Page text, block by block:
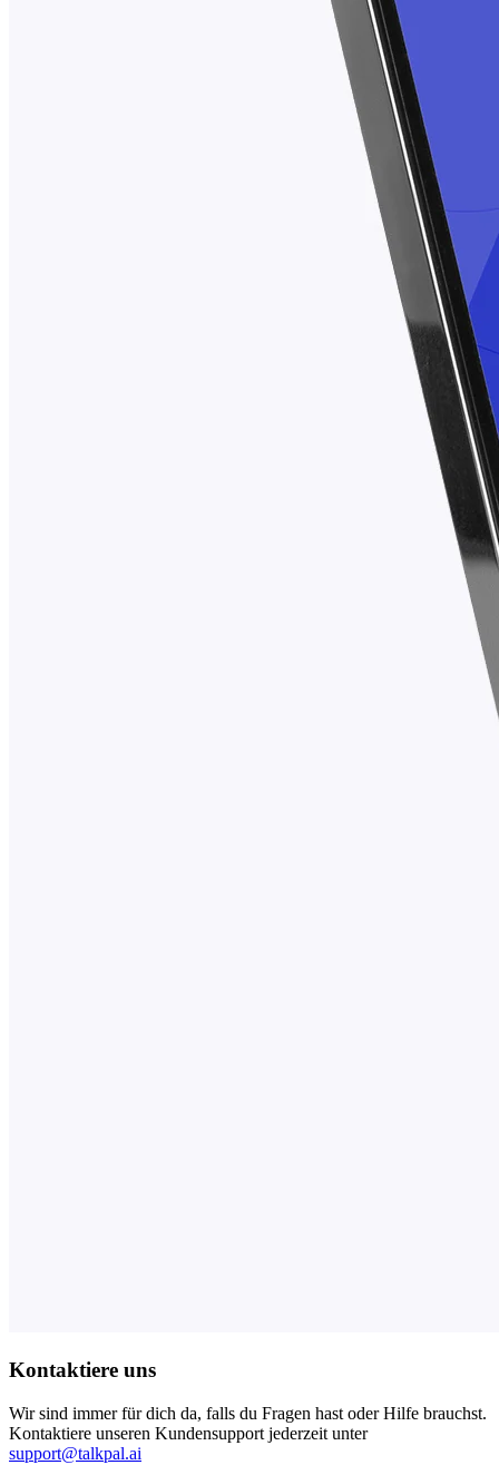
Kontaktiere uns
Wir sind immer für dich da, falls du Fragen hast oder Hilfe brauchst.
Kontaktiere unseren Kundensupport jederzeit unter
support@talkpal.ai